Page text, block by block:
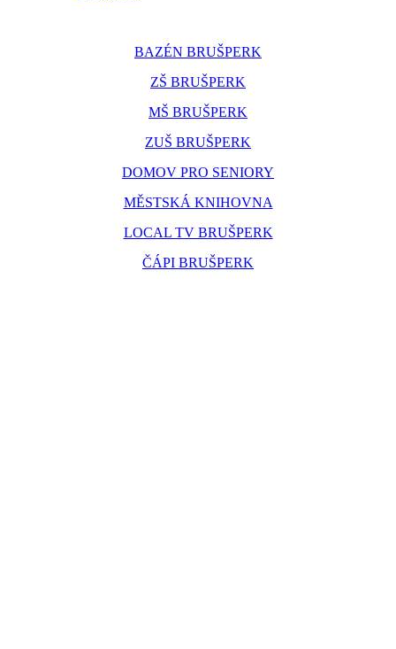
BAZÉN BRUŠPERK
ZŠ BRUŠPERK
MŠ BRUŠPERK
ZUŠ BRUŠPERK
DOMOV PRO SENIORY
MĚSTSKÁ KNIHOVNA
LOCAL TV BRUŠPERK
ČÁPI BRUŠPERK